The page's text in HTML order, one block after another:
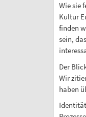
Wie sie
Kultur
finden
sein,
Der
Wir
haben